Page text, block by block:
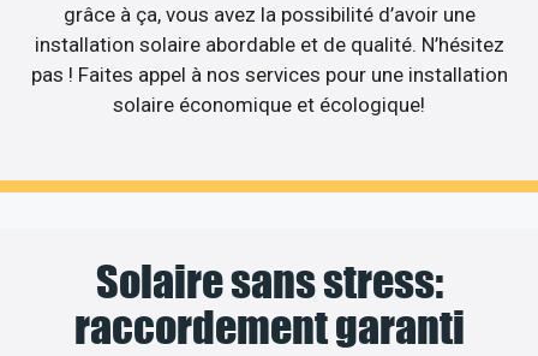
grâce à ça, vous avez la possibilité d’avoir une
installation solaire abordable et de qualité. N’hésitez
pas ! Faites appel à nos services pour une installation
solaire économique et écologique!
Solaire sans stress:
raccordement garanti